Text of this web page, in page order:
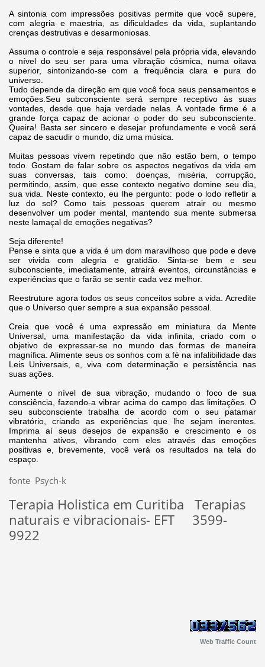
A sintonia com impressões positivas permite que você supere,
com alegria e maestria, as dificuldades da vida, suplantando
crenças destrutivas e desarmoniosas.
Assuma o controle e seja responsável pela própria vida, elevando
o nível do seu ser para uma vibração cósmica, numa oitava
superior, sintonizando-se com a frequência clara e pura do
universo.
Tudo depende da direção em que você foca seus pensamentos e
emoções.Seu subconsciente será sempre receptivo às suas
vontades, desde que haja verdade nelas. A vontade firme é a
grande força capaz de acionar o poder do seu subconsciente.
Queira! Basta ser sincero e desejar profundamente e você será
capaz de sacudir o mundo, diz uma música.
Muitas pessoas vivem repetindo que não estão bem, o tempo
todo. Gostam de falar sobre os aspectos negativos da vida em
suas conversas, tais como: doenças, miséria, corrupção,
permitindo, assim, que esse contexto negativo domine seu dia,
sua vida. Neste contexto, eu lhe pergunto: pode o lodo refletir a
luz do sol? Como tais pessoas querem atrair ou mesmo
desenvolver um poder mental, mantendo sua mente submersa
neste lamaçal de emoções negativas?
Seja diferente!
Pense e sinta que a vida é um dom maravilhoso que pode e deve
ser vivida com alegria e gratidão. Sinta-se bem e seu
subconsciente, imediatamente, atrairá eventos, circunstâncias e
experiências que o farão se sentir cada vez melhor.
Reestruture agora todos os seus conceitos sobre a vida. Acredite
que o Universo quer sempre a sua expansão pessoal.
Creia que você é uma expressão em miniatura da Mente
Universal, uma manifestação da vida infinita, criado com o
objetivo de expressar-se no mundo das formas de maneira
magnífica. Alimente seus os sonhos com a fé na infalibilidade das
Leis Universais, e, viva com determinação e persistência nas
suas ações.
Aumente o nível de sua vibração, mudando o foco de sua
consciência, fazendo-a vibrar acima do campo das limitações. O
seu subconsciente trabalha de acordo com o seu patamar
vibratório, criando as experiências que lhe sejam inerentes.
Imprima aí seus desejos de expansão e crescimento e os
mantenha ativos, vibrando com eles através das emoções
positivas e, brevemente, você verá os resultados na tela do
espaço.
fonte Psych-k
Terapia Holistica em Curitiba Terapias
naturais e vibracionais- EFT 3599-
9922
Web Traffic Count